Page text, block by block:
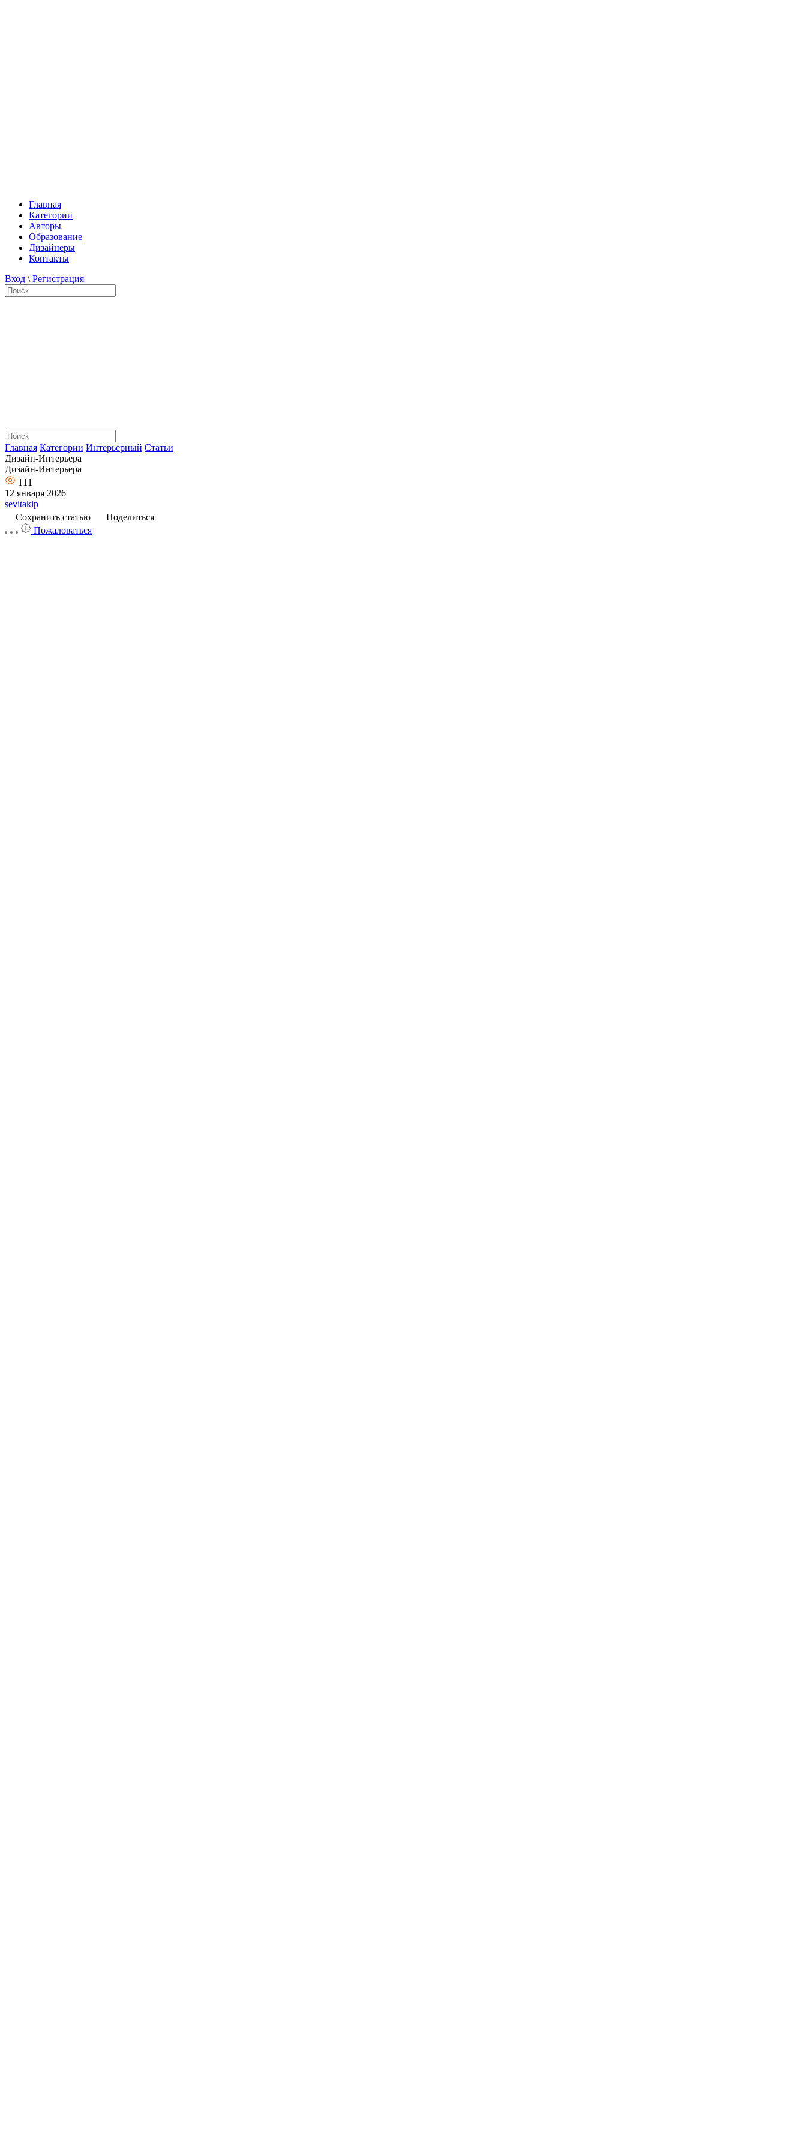
Главная
Категории
Авторы
Образование
Дизайнеры
Контакты
Вход \ Регистрация
Главная Категории Интерьерный Статьи
Дизайн-Интерьера
Дизайн-Интерьера
111
12 января 2026
sevitakip
Сохранить статью
Поделиться
Пожаловаться